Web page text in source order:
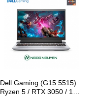
Dell Gaming (G15 5515)
Ryzen 5 / RTX 3050 / 15.6